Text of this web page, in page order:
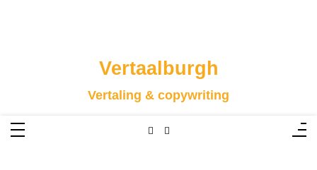
Vertaalburgh
Vertaling & copywriting